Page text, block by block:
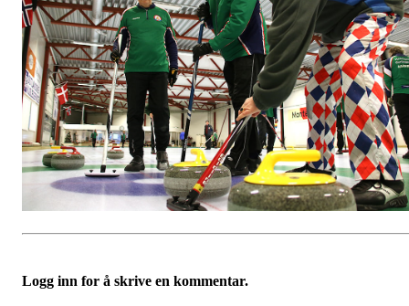
Logg inn for å skrive en kommentar.